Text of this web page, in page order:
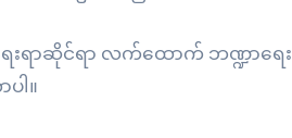
ရာဆိုင်ရာ လက်ထောက် ဘဏ္ဍာရေး
ါ။